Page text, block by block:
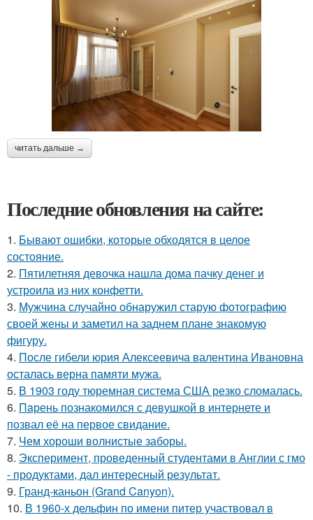
читать дальше →
Последние обновления на сайте:
1. Бывают ошибки, которые обходятся в целое
состояние.
2. Пятилетняя девочка нашла дома пачку денег и
устроила из них конфетти.
3. Мужчина случайно обнаружил старую фотографию
своей жены и заметил на заднем плане знакомую
фигуру.
4. После гибели юрия Алексеевича валентина Ивановна
осталась верна памяти мужа.
5. В 1903 году тюремная система США резко сломалась.
6. Пaрень познакомился с девушкой в интернете и
позвал её на первое свидание.
7. Чем хороши волнистые заборы.
8. Эксперимент, проведенный студентами в Англии с гмо
- продуктами, дал интересный результат.
9. Гранд-каньон (Grand Canyon).
10. В 1960-х дельфин по имени питер участвовал в